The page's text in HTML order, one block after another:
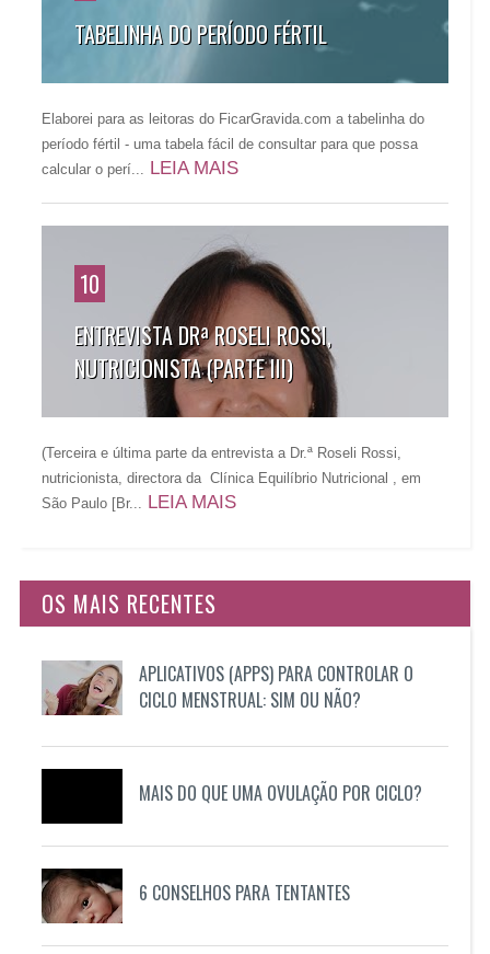
TABELINHA DO PERÍODO FÉRTIL
Elaborei para as leitoras do FicarGravida.com a tabelinha do
período fértil - uma tabela fácil de consultar para que possa
calcular o perí... LEIA MAIS
10
ENTREVISTA DRª ROSELI ROSSI,
NUTRICIONISTA (PARTE III)
(Terceira e última parte da entrevista a Dr.ª Roseli Rossi,
nutricionista, directora da Clínica Equilíbrio Nutricional , em
São Paulo [Br... LEIA MAIS
OS MAIS RECENTES
APLICATIVOS (APPS) PARA CONTROLAR O
CICLO MENSTRUAL: SIM OU NÃO?
MAIS DO QUE UMA OVULAÇÃO POR CICLO?
6 CONSELHOS PARA TENTANTES